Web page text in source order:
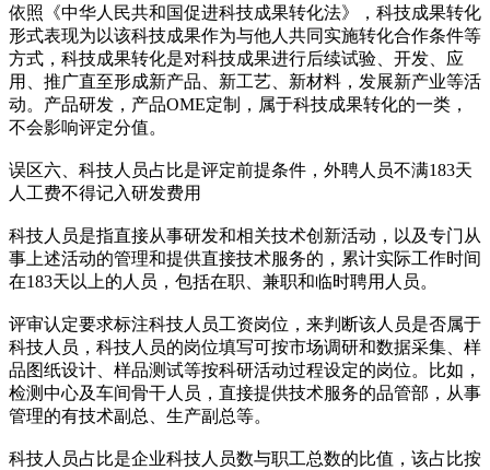
依照《中华人民共和国促进科技成果转化法》，科技成果转化
形式表现为以该科技成果作为与他人共同实施转化合作条件等
方式，科技成果转化是对科技成果进行后续试验、开发、应
用、推广直至形成新产品、新工艺、新材料，发展新产业等活
动。产品研发，产品OME定制，属于科技成果转化的一类，
不会影响评定分值。
误区六、科技人员占比是评定前提条件，外聘人员不满183天
人工费不得记入研发费用
科技人员是指直接从事研发和相关技术创新活动，以及专门从
事上述活动的管理和提供直接技术服务的，累计实际工作时间
在183天以上的人员，包括在职、兼职和临时聘用人员。
评审认定要求标注科技人员工资岗位，来判断该人员是否属于
科技人员，科技人员的岗位填写可按市场调研和数据采集、样
品图纸设计、样品测试等按科研活动过程设定的岗位。比如，
检测中心及车间骨干人员，直接提供技术服务的品管部，从事
管理的有技术副总、生产副总等。
科技人员占比是企业科技人员数与职工总数的比值，该占比按